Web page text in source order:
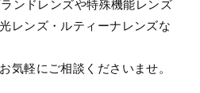
ンドレンズや特殊機能レンズ
レンズ・ルティーナレンズな
気軽にご相談くださいませ。